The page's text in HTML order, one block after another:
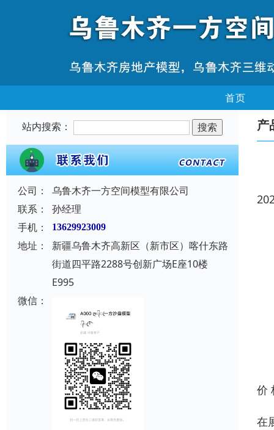
首页
站内搜索：
公司：
乌鲁木齐一方空间模型有限公司
联系：
孙经理
手机：
13629923009
地址：
新疆乌鲁木齐高新区（新市区）喀什东路
街道四平路2288号创新广场E座10楼
E995
微信：
产
价
在